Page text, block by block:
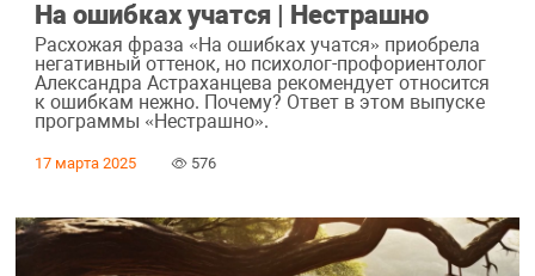
На ошибках учатся | Нестрашно
Расхожая фраза «На ошибках учатся» приобрела
негативный оттенок, но психолог-профориентолог
Александра Астраханцева рекомендует относится
к ошибкам нежно. Почему? Ответ в этом выпуске
программы «Нестрашно».
17 марта 2025 576